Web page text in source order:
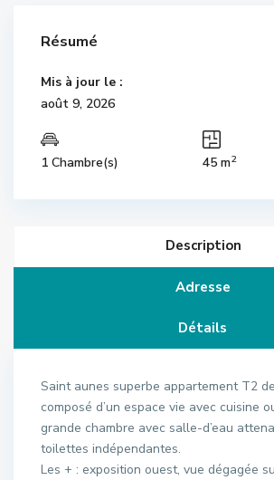
Résumé
Mis à jour le :
août 9, 2026
1 Chambre(s) 45 m2
Description
Adresse
Détails
Saint aunes superbe appartement T2
composé d’un espace vie avec cuisine
grande chambre avec salle-d’eau
toilettes indépendantes.
Les + : exposition ouest, vue dégagée